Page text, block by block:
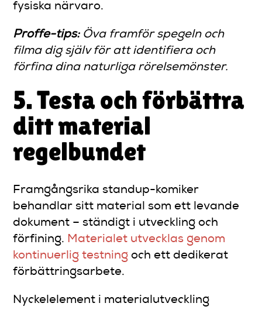
fysiska närvaro.
Proffe-tips: Öva framför spegeln och
filma dig själv för att identifiera och
förfina dina naturliga rörelsemönster.
5. Testa och förbättra
ditt material
regelbundet
Framgångsrika standup-komiker
behandlar sitt material som ett levande
dokument – ständigt i utveckling och
förfining. Materialet utvecklas genom
kontinuerlig testning och ett dedikerat
förbättringsarbete.
Nyckelelement i materialutveckling